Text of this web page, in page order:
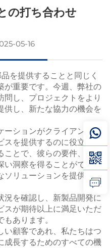
の打ち合わせ
05-16
を提供することと同じく
が重要です。今週、弊社の
し、プロジェクトをより
供し、新たな協力の機会を
ーションがクライアントに
を提供するのに役立つと
ことで、彼らの要件、作業
い洞察を得ることができ、
ソリューションを提供でき
況を確認し、新製品開発に
スが期待以上に満足いただ
あります。
い顧客であれ、私たちはつ
成長するためのすべての機